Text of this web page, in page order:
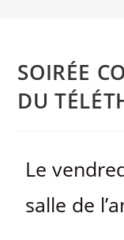
SOIRÉE
DU
Le
salle de